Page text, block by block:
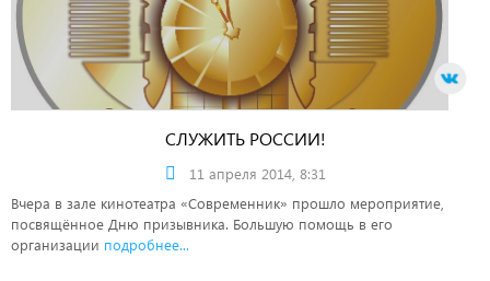
СЛУЖИТЬ РОССИИ!
11 апреля 2014, 8:31
Вчера в зале кинотеатра «Современник» прошло мероприятие,
посвящённое Дню призывника. Большую помощь в его
организации подробнее...